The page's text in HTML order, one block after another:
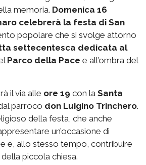
memoria. Domenica 16
celebrerà la festa di San
popolare che si svolge attorno
settecentesca dedicata al
Parco della Pace e all’ombra del
il via alle ore 19 con la Santa
parroco don Luigino Trinchero.
della festa, che anche
un’occasione di
e, allo stesso tempo, contribuire
piccola chiesa.